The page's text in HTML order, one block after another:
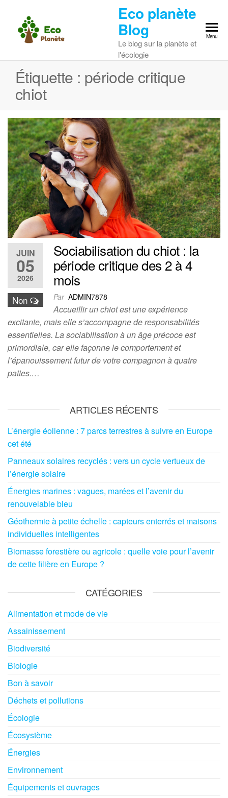
content
Eco planète
Blog
Le blog sur la planète et
l'écologie
Menu
Étiquette : période critique
chiot
JUIN
05
2026
Non
Sociabilisation du chiot : la
période critique des 2 à 4
mois
Par ADMIN7878
Accueillir un chiot est une expérience
excitante, mais elle s’accompagne de responsabilités
essentielles. La sociabilisation à un âge précoce est
primordiale, car elle façonne le comportement et
l’épanouissement futur de votre compagnon à quatre
pattes.…
ARTICLES RÉCENTS
L’énergie éolienne : 7 parcs terrestres à suivre en Europe
cet été
Panneaux solaires recyclés : vers un cycle vertueux de
l’énergie solaire
Énergies marines : vagues, marées et l’avenir du
renouvelable bleu
Géothermie à petite échelle : capteurs enterrés et maisons
individuelles intelligentes
Biomasse forestière ou agricole : quelle voie pour l’avenir
de cette filière en Europe ?
CATÉGORIES
Alimentation et mode de vie
Assainissement
Biodiversité
Biologie
Bon à savoir
Déchets et pollutions
Écologie
Écosystème
Énergies
Environnement
Équipements et ouvrages